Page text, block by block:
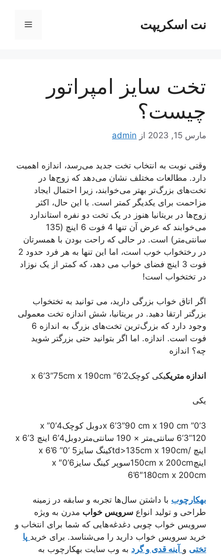
محتوانت اسکریپت فهرست
تخت سایز امپراتور
چیست؟
مارس 15, 2023 از admin
وقتی نوبت به انتخاب تخت جدید می‌رسد، اندازه اهمیت
دارد. مطالعات مختلف نشان می‌دهد که زوج‌ها در
تخت‌های بزرگ‌تر بهتر می‌خوابند، زیرا احتمال ایجاد
مزاحمت برای یکدیگر کمتر است. با این حال، اکثر
زوج‌ها در بریتانیا هنوز در یک تخت دو نفره استاندارد
می‌خوابند که عرض آن تنها 4 فوت 6 اینچ (135
سانتی‌متر) است. در حالی که راحت بودن با همسرتان
در رختخواب خوب است، اما این تنها به هر فرد حدود 2
فوت 3 اینچ فضای خواب می دهد، که کمتر از یک نوزاد
در تختخواب است!
اگر اتاق خواب بزرگی دارید، می توانید به تختخواب
بزرگتر ارتقا دهید. در بریتانیا، شش اندازه تخت معمولی
وجود دارد که بزرگ‌ترین تخت‌های بزرگ به اندازه 6
فوت است. اندازه. اما اگر بتوانید حتی بزرگتر شوید
چه؟ اندازه
اندازه متریکیکی کوچک2’6” x 6’3”75cm x 190cm
یکی
3’0” x 6’3”90 cm x 190 cmدوبل کوچک4’0” x
6’3”120 سانتی‌متر × 190 سانتی‌متردوبل4’6 اینچ x 6’3
اینچ /td>135cm x 190cmکینگ سایز5 ‘0” x 6’6
اینچ150cm x 200cmسوپر کینگ سایز6’0″ x
6’6″180cm x 200cm
بهکارچوب با داشتن سال‌ها تجربه و سابقه در زمینه
طراحی و تولید انواع سرویس خواب مدرن به ویژه
سرویس خواب چوبی دغدغه‌هایی که شما برای انتخاب و
خرید سرویس خواب دارید را می‌شناسد. برای خرید پا
تختی و آینه قدی و گرد به وب سایت بهکارچوب به